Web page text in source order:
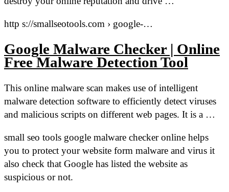
http s://smallseotools.com › google-…
Google Malware Checker | Online
Free Malware Detection Tool
This online malware scan makes use of intelligent
malware detection software to efficiently detect viruses
and malicious scripts on different web pages. It is a …
small seo tools google malware checker online helps
you to protect your website form malware and virus it
also check that Google has listed the website as
suspicious or not.